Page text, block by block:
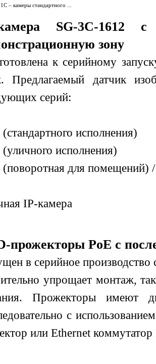
– камеры стандартного ...
SG-3C-1612
зону
к серийному
Предлагаемый датчик
серий:
исполнения)
исполнения)
для помещений) /
IP-камера
прожекторы PoE с
в серийное
упрощает монтаж,
Прожекторы имеют
с
или Ethernet